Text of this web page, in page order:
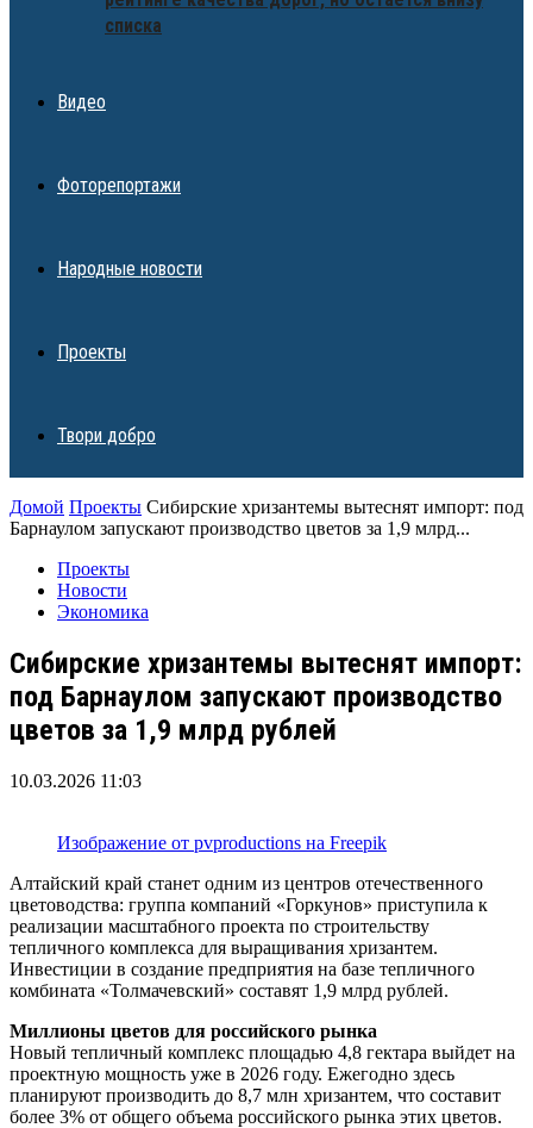
списка
Видео
Фоторепортажи
Народные новости
Проекты
Твори добро
Домой Проекты Сибирские хризантемы вытеснят импорт: под
Барнаулом запускают производство цветов за 1,9 млрд...
Проекты
Новости
Экономика
Сибирские хризантемы вытеснят импорт:
под Барнаулом запускают производство
цветов за 1,9 млрд рублей
10.03.2026 11:03
Изображение от pvproductions на Freepik
Алтайский край станет одним из центров отечественного
цветоводства: группа компаний «Горкунов» приступила к
реализации масштабного проекта по строительству
тепличного комплекса для выращивания хризантем.
Инвестиции в создание предприятия на базе тепличного
комбината «Толмачевский» составят 1,9 млрд рублей.
Миллионы цветов для российского рынка
Новый тепличный комплекс площадью 4,8 гектара выйдет на
проектную мощность уже в 2026 году. Ежегодно здесь
планируют производить до 8,7 млн хризантем, что составит
более 3% от общего объема российского рынка этих цветов.